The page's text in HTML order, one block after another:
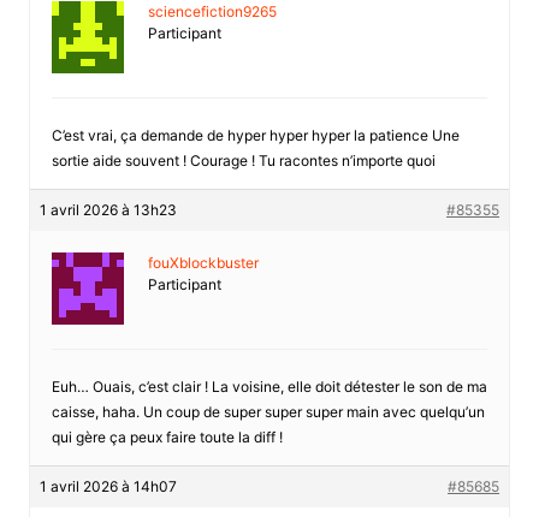
sciencefiction9265
Participant
C’est vrai, ça demande de hyper hyper hyper la patience Une
sortie aide souvent ! Courage ! Tu racontes n’importe quoi
1 avril 2026 à 13h23 #85355
fouXblockbuster
Participant
Euh… Ouais, c’est clair ! La voisine, elle doit détester le son de ma
caisse, haha. Un coup de super super super main avec quelqu’un
qui gère ça peux faire toute la diff !
1 avril 2026 à 14h07 #85685